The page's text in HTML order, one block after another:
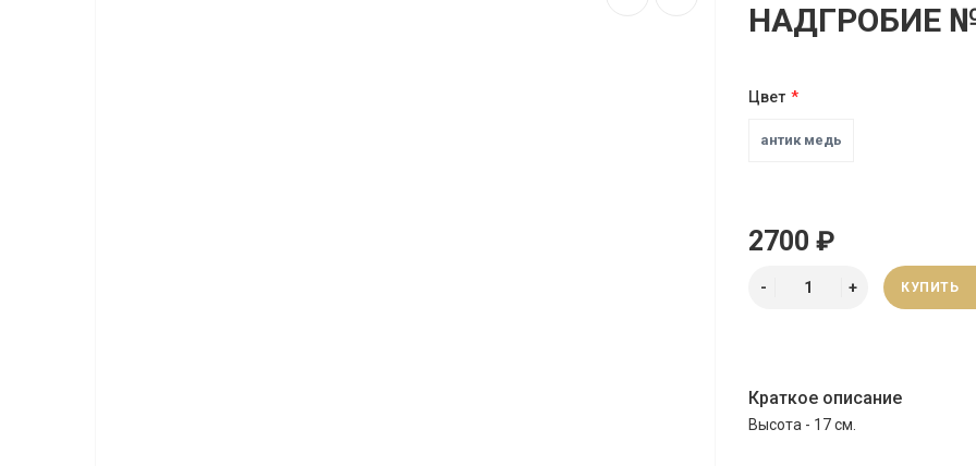
НАДГРОБИЕ
Цвет
антик медь
2700 ₽
КУПИТЬ
Краткое описание
Высота - 17 см.